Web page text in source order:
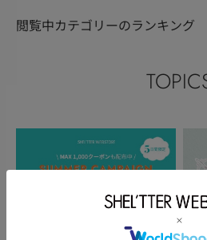
閲覧中カテゴリーのランキング